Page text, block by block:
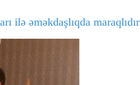
ilə əməkdaşlıqda maraqlıdır